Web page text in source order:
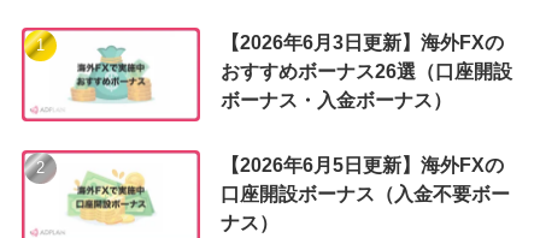
【2026年6月3日更新】海外FXの
おすすめボーナス26選（口座開設
ボーナス・入金ボーナス）
【2026年6月5日更新】海外FXの
口座開設ボーナス（入金不要ボー
ナス）